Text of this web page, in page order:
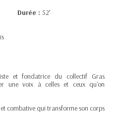
Durée : 52’
et fondatrice du collectif Gras
une voix à celles et ceux qu'on
combative qui transforme son corps